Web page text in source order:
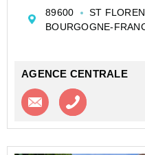
À l'étage : deux
Un bien fonctionnel,
89600 ST
BOURGOGNE-
AGENCE CENTRALE
Contacter l'agence